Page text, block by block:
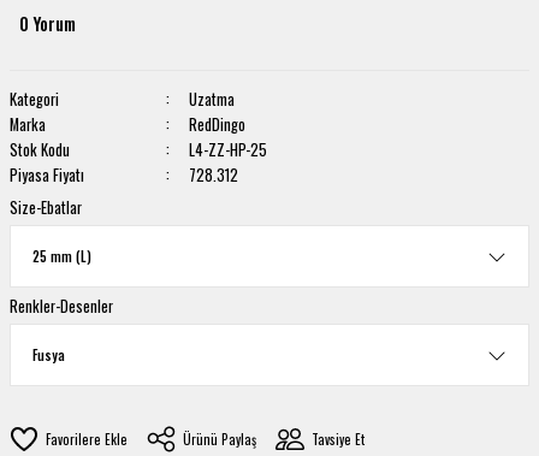
0 Yorum
Kategori
Uzatma
Marka
RedDingo
Stok Kodu
L4-ZZ-HP-25
Piyasa Fiyatı
728.312
Size-Ebatlar
Renkler-Desenler
Ürünü Paylaş Tavsiye Et